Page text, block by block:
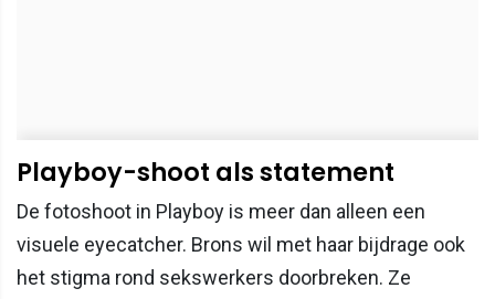
Playboy-shoot als statement
De fotoshoot in Playboy is meer dan alleen een
visuele eyecatcher. Brons wil met haar bijdrage ook
het stigma rond sekswerkers doorbreken. Ze